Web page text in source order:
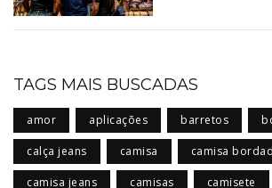
TAGS MAIS BUSCADAS
amor aplicações barretos
calça jeans camisa camisa
camisa jeans camisas camisete